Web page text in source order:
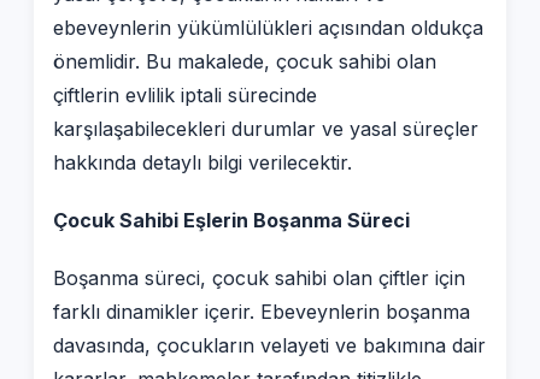
ebeveynlerin yükümlülükleri açısından oldukça
önemlidir. Bu makalede, çocuk sahibi olan
çiftlerin evlilik iptali sürecinde
karşılaşabilecekleri durumlar ve yasal süreçler
hakkında detaylı bilgi verilecektir.
Çocuk Sahibi Eşlerin Boşanma Süreci
Boşanma süreci, çocuk sahibi olan çiftler için
farklı dinamikler içerir. Ebeveynlerin boşanma
davasında, çocukların velayeti ve bakımına dair